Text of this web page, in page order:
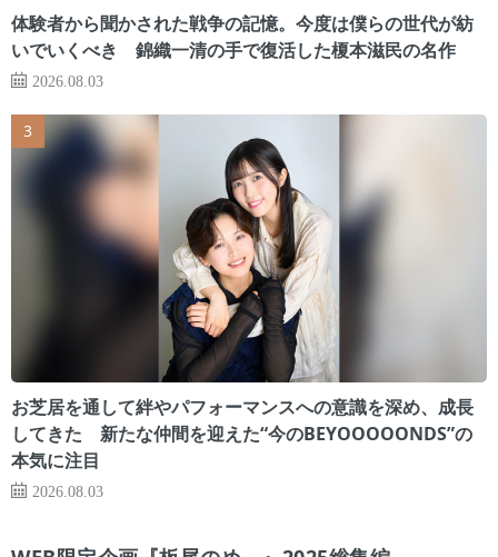
体験者から聞かされた戦争の記憶。今度は僕らの世代が紡
いでいくべき 錦織一清の手で復活した榎本滋民の名作
2026.08.03
お芝居を通して絆やパフォーマンスへの意識を深め、成長
してきた 新たな仲間を迎えた“今のBEYOOOOONDS”の
本気に注目
2026.08.03